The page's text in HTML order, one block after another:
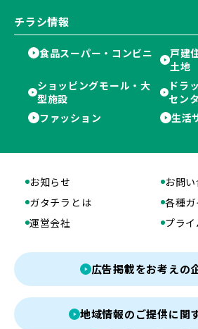
チラシ情報
食品スーパー・コンビニ
戸建
土地
ショッピングモール・大
型施設
ドラ
セン
ファッション
生活
お知らせ
お問
ガタチラとは
各種
運営会社
プラ
広告掲載をお考えの
地域情報のご提供に関